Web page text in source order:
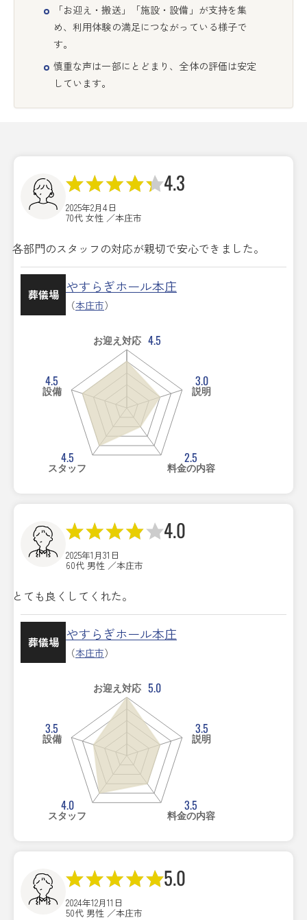
「お迎え・搬送」「施設・設備」が支持を集
め、利用体験の満足につながっている様子で
す。
慎重な声は一部にとどまり、全体の評価は安定
しています。
4.3
2025年2月4日
70代 女性 ／本庄市
各部門のスタッフの対応が親切で安心できました。
葬儀場 やすらぎホール本庄
（本庄市）
お迎え対応 4.5
3.0
説明
2.5
料金の内容
4.5
スタッフ
4.5
設備
4.0
2025年1月31日
60代 男性 ／本庄市
とても良くしてくれた。
葬儀場 やすらぎホール本庄
（本庄市）
お迎え対応 5.0
3.5
説明
3.5
料金の内容
4.0
スタッフ
3.5
設備
5.0
2024年12月11日
50代 男性 ／本庄市